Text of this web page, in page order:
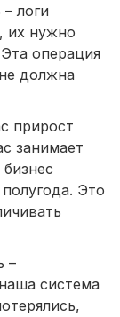
логи
их нужно
операция
должна
прирост
занимает
Это
–
система